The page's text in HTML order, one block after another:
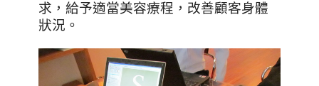
求，給予適當美容療程，改善顧客身體
狀況。